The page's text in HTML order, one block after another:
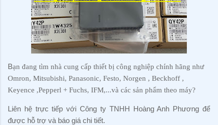
Bạn đang tìm nhà cung cấp thiết bị công nghiệp chính hãng như
Omron, Mitsubishi, Panasonic, Festo, Norgen , Beckhoff ,
Keyence ,Pepperl + Fuchs, IFM,...và các sản phẩm theo máy?
Liên hệ trực tiếp với Công ty TNHH Hoàng Anh Phương để
được hỗ trợ và báo giá chi tiết.